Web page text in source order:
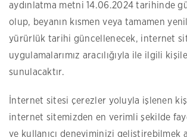
aydınlatma metni 14.06.2024 tarihinde
olup, beyanın kısmen veya tamamen
yürürlük tarihi güncellenecek, internet
uygulamalarımız aracılığıyla ile ilgili
sunulacaktır.
İnternet sitesi çerezler yoluyla işlenen
internet sitemizden en verimli şekilde
ve kullanıcı deneyiminizi geliştirebilmek